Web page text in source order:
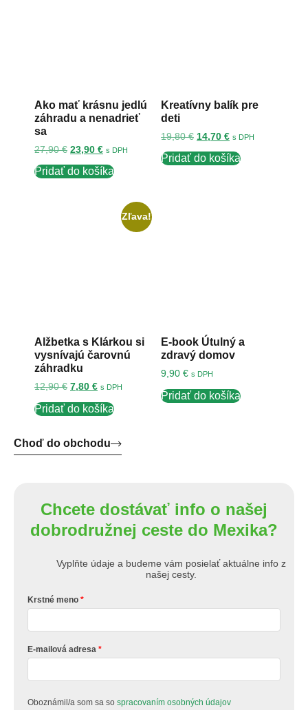
Ako mať krásnu jedlú
záhradu a nenadrieť
sa
27,90€ 23,90 € s DPH
Pridať do košíka
Kreatívny balík pre
deti
19,80€ 14,70 € s DPH
Pridať do košíka
Zľava!
Alžbetka s Klárkou si
vysnívajú čarovnú
záhradku
12,90€ 7,80 € s DPH
Pridať do košíka
E-book Útulný a
zdravý domov
9,90 € s DPH
Pridať do košíka
Choď do obchodu
Chcete dostávať info o našej
dobrodružnej ceste do Mexika?
Vyplňte údaje a budeme vám posielať aktuálne info z
našej cesty.
Krstné meno
E-mailová adresa
Oboznámil/a som sa sospracovaním osobných údajov